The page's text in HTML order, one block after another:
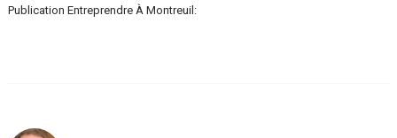
Publication Entreprendre À Montreuil: